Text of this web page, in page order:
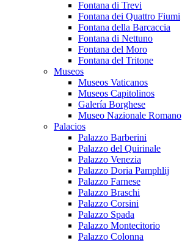
Fontana di Trevi
Fontana dei Quattro Fiumi
Fontana della Barcaccia
Fontana di Nettuno
Fontana del Moro
Fontana del Tritone
Museos
Museos Vaticanos
Museos Capitolinos
Galería Borghese
Museo Nazionale Romano
Palacios
Palazzo Barberini
Palazzo del Quirinale
Palazzo Venezia
Palazzo Doria Pamphlij
Palazzo Farnese
Palazzo Braschi
Palazzo Corsini
Palazzo Spada
Palazzo Montecitorio
Palazzo Colonna